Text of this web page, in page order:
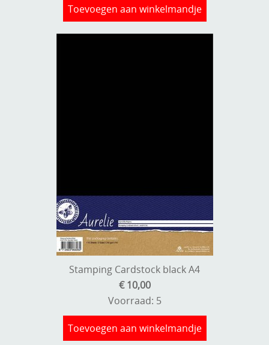
Toevoegen aan winkelmandje
Stamping Cardstock black A4
€ 10,00
Voorraad: 5
Toevoegen aan winkelmandje